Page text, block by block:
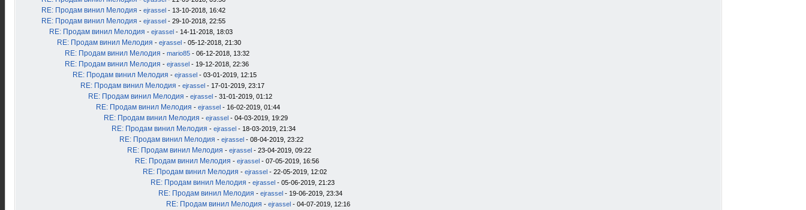
RE: Продам винил Мелодия - ejrassel - 13-10-2018, 16:42
RE: Продам винил Мелодия - ejrassel - 29-10-2018, 22:55
RE: Продам винил Мелодия - ejrassel - 14-11-2018, 18:03
RE: Продам винил Мелодия - ejrassel - 05-12-2018, 21:30
RE: Продам винил Мелодия - mario85 - 06-12-2018, 13:32
RE: Продам винил Мелодия - ejrassel - 19-12-2018, 22:36
RE: Продам винил Мелодия - ejrassel - 03-01-2019, 12:15
RE: Продам винил Мелодия - ejrassel - 17-01-2019, 23:17
RE: Продам винил Мелодия - ejrassel - 31-01-2019, 01:12
RE: Продам винил Мелодия - ejrassel - 16-02-2019, 01:44
RE: Продам винил Мелодия - ejrassel - 04-03-2019, 19:29
RE: Продам винил Мелодия - ejrassel - 18-03-2019, 21:34
RE: Продам винил Мелодия - ejrassel - 08-04-2019, 23:22
RE: Продам винил Мелодия - ejrassel - 23-04-2019, 09:22
RE: Продам винил Мелодия - ejrassel - 07-05-2019, 16:56
RE: Продам винил Мелодия - ejrassel - 22-05-2019, 12:02
RE: Продам винил Мелодия - ejrassel - 05-06-2019, 21:23
RE: Продам винил Мелодия - ejrassel - 19-06-2019, 23:34
RE: Продам винил Мелодия - ejrassel - 04-07-2019, 12:16